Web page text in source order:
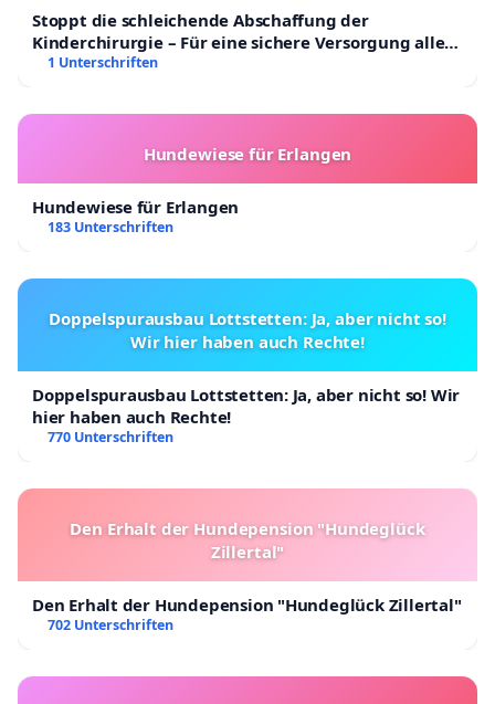
Stoppt die schleichende Abschaffung der
Kinderchirurgie – Für eine sichere Versorgung aller
Kinder in Deutschland
1 Unterschriften
Hundewiese für Erlangen
Hundewiese für Erlangen
183 Unterschriften
Doppelspurausbau Lottstetten: Ja, aber nicht so!
Wir hier haben auch Rechte!
Doppelspurausbau Lottstetten: Ja, aber nicht so! Wir
hier haben auch Rechte!
770 Unterschriften
Den Erhalt der Hundepension "Hundeglück
Zillertal"
Den Erhalt der Hundepension "Hundeglück Zillertal"
702 Unterschriften